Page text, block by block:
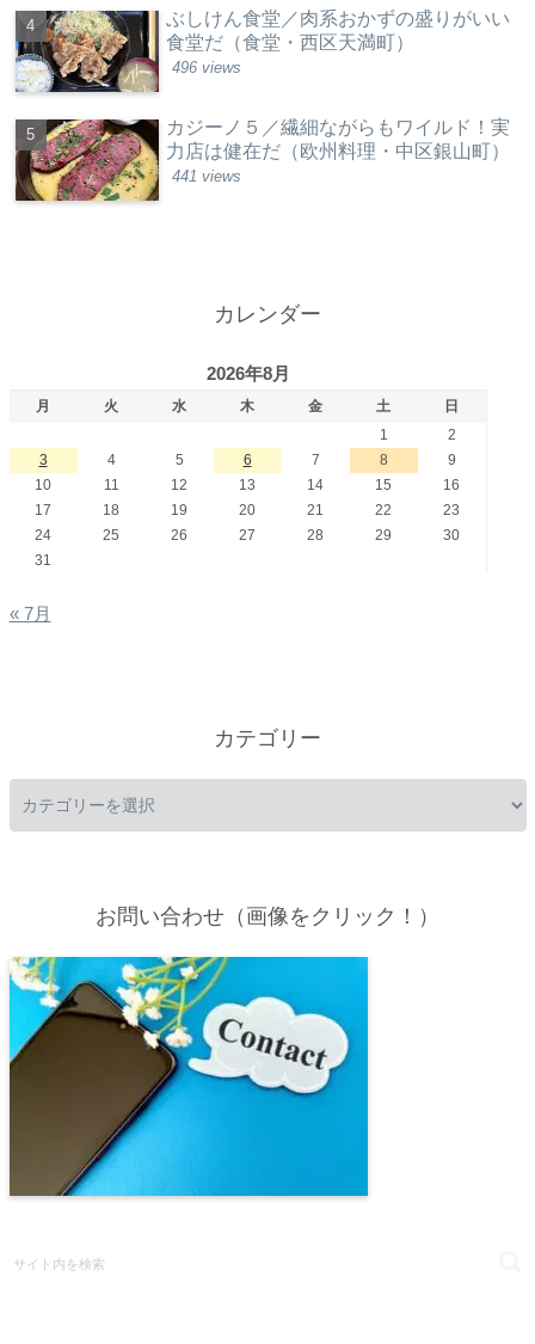
ぶしけん食堂／肉系おかずの盛りがいい
食堂だ（食堂・西区天満町）
496 views
カジーノ５／繊細ながらもワイルド！実
力店は健在だ（欧州料理・中区銀山町）
441 views
カレンダー
2026年8月
月 火 水 木 金 土
日
1
2
3
4 5 6 7 8
9
10
11 12 13 14 15
16
17
18 19 20 21 22
23
24
25 26 27 28 29
30
31
« 7月
カテゴリー
お問い合わせ（画像をクリック！）